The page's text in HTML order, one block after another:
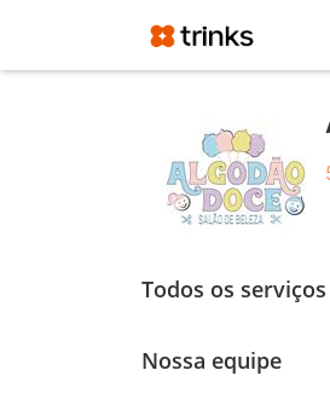
Todos os serviços
Nossa equipe